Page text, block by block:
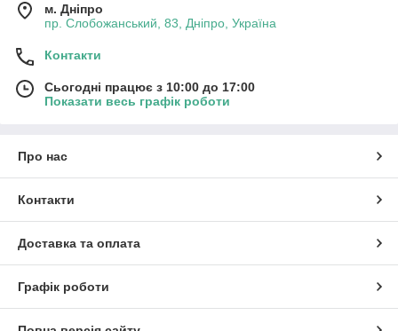
м. Дніпро
пр. Слобожанський, 83, Дніпро, Україна
Контакти
Сьогодні працює з 10:00 до 17:00
Показати весь графік роботи
Про нас
Контакти
Доставка та оплата
Графік роботи